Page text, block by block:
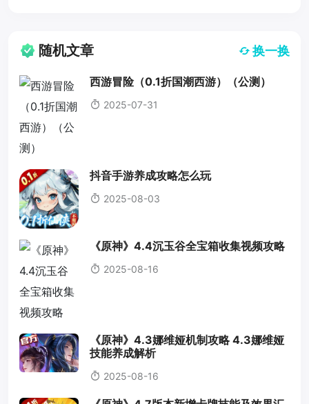
随机文章 换一换
西游冒险（0.1折国潮西游）（公测）
2025-07-31
抖音手游养成攻略怎么玩
2025-08-03
《原神》4.4沉玉谷全宝箱收集视频攻略
2025-08-16
《原神》4.3娜维娅机制攻略 4.3娜维娅
技能养成解析
2025-08-16